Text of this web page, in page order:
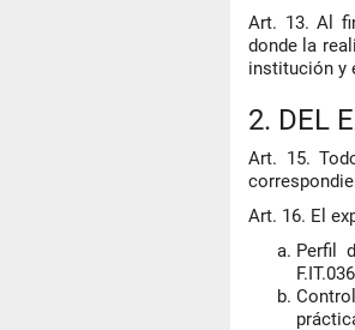
Art. 13. Al
donde la
institución y
2. DEL
Art. 15.
Art. 16. El
Perfil